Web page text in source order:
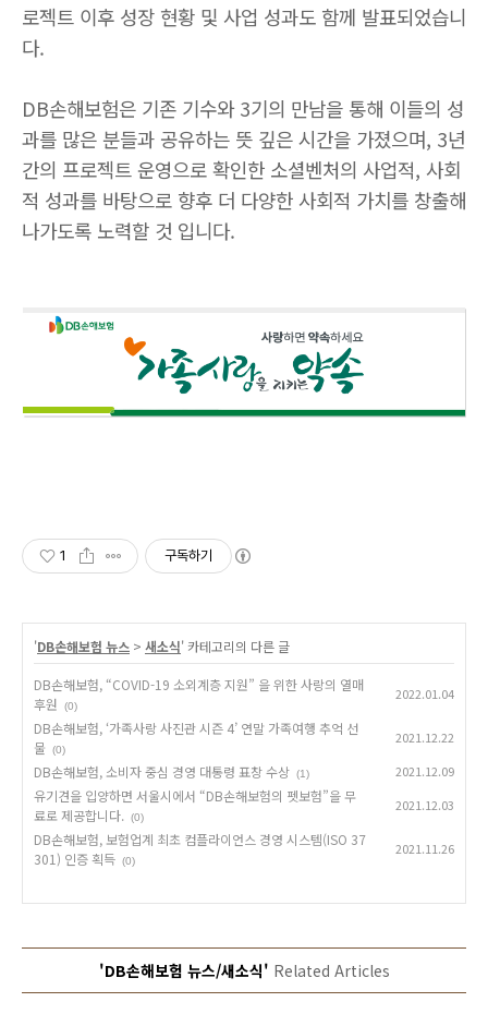
로젝트 이후 성장 현황 및 사업 성과도 함께 발표되었습니
다.
DB손해보험은 기존 기수와3기의 만남을 통해 이들의 성
과를 많은 분들과 공유하는 뜻 깊은 시간을 가졌으며, 3년
간의 프로젝트 운영으로 확인한 소셜벤처의 사업적, 사회
적 성과를 바탕으로 향후 더 다양한 사회적 가치를 창출해
나가도록 노력할 것 입니다.
1 구독하기
'DB손해보험 뉴스 > 새소식' 카테고리의 다른 글
DB손해보험, “COVID-19 소외계층 지원” 을 위한 사랑의 열매
후원
(0)
2022.01.04
DB손해보험, ‘가족사랑 사진관 시즌 4’ 연말 가족여행 추억 선
물
(0)
2021.12.22
DB손해보험, 소비자 중심 경영 대통령 표창 수상 (1) 2021.12.09
유기견을 입양하면 서울시에서 “DB손해보험의 펫보험”을 무
료로 제공합니다.
(0)
2021.12.03
DB손해보험, 보험업계 최초 컴플라이언스 경영 시스템(ISO 37
301) 인증 획득 (0)
2021.11.26
'DB손해보험 뉴스/새소식' Related Articles